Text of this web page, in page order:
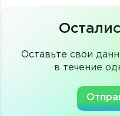
Оставьте свои
в течение